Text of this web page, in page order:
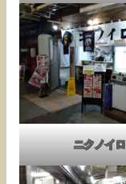
ニクノイロ